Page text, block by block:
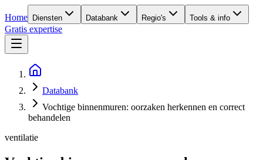
Home Diensten Databank Regio's Tools & info
Gratis expertise
Databank
Vochtige binnenmuren: oorzaken herkennen en correct
behandelen
ventilatie